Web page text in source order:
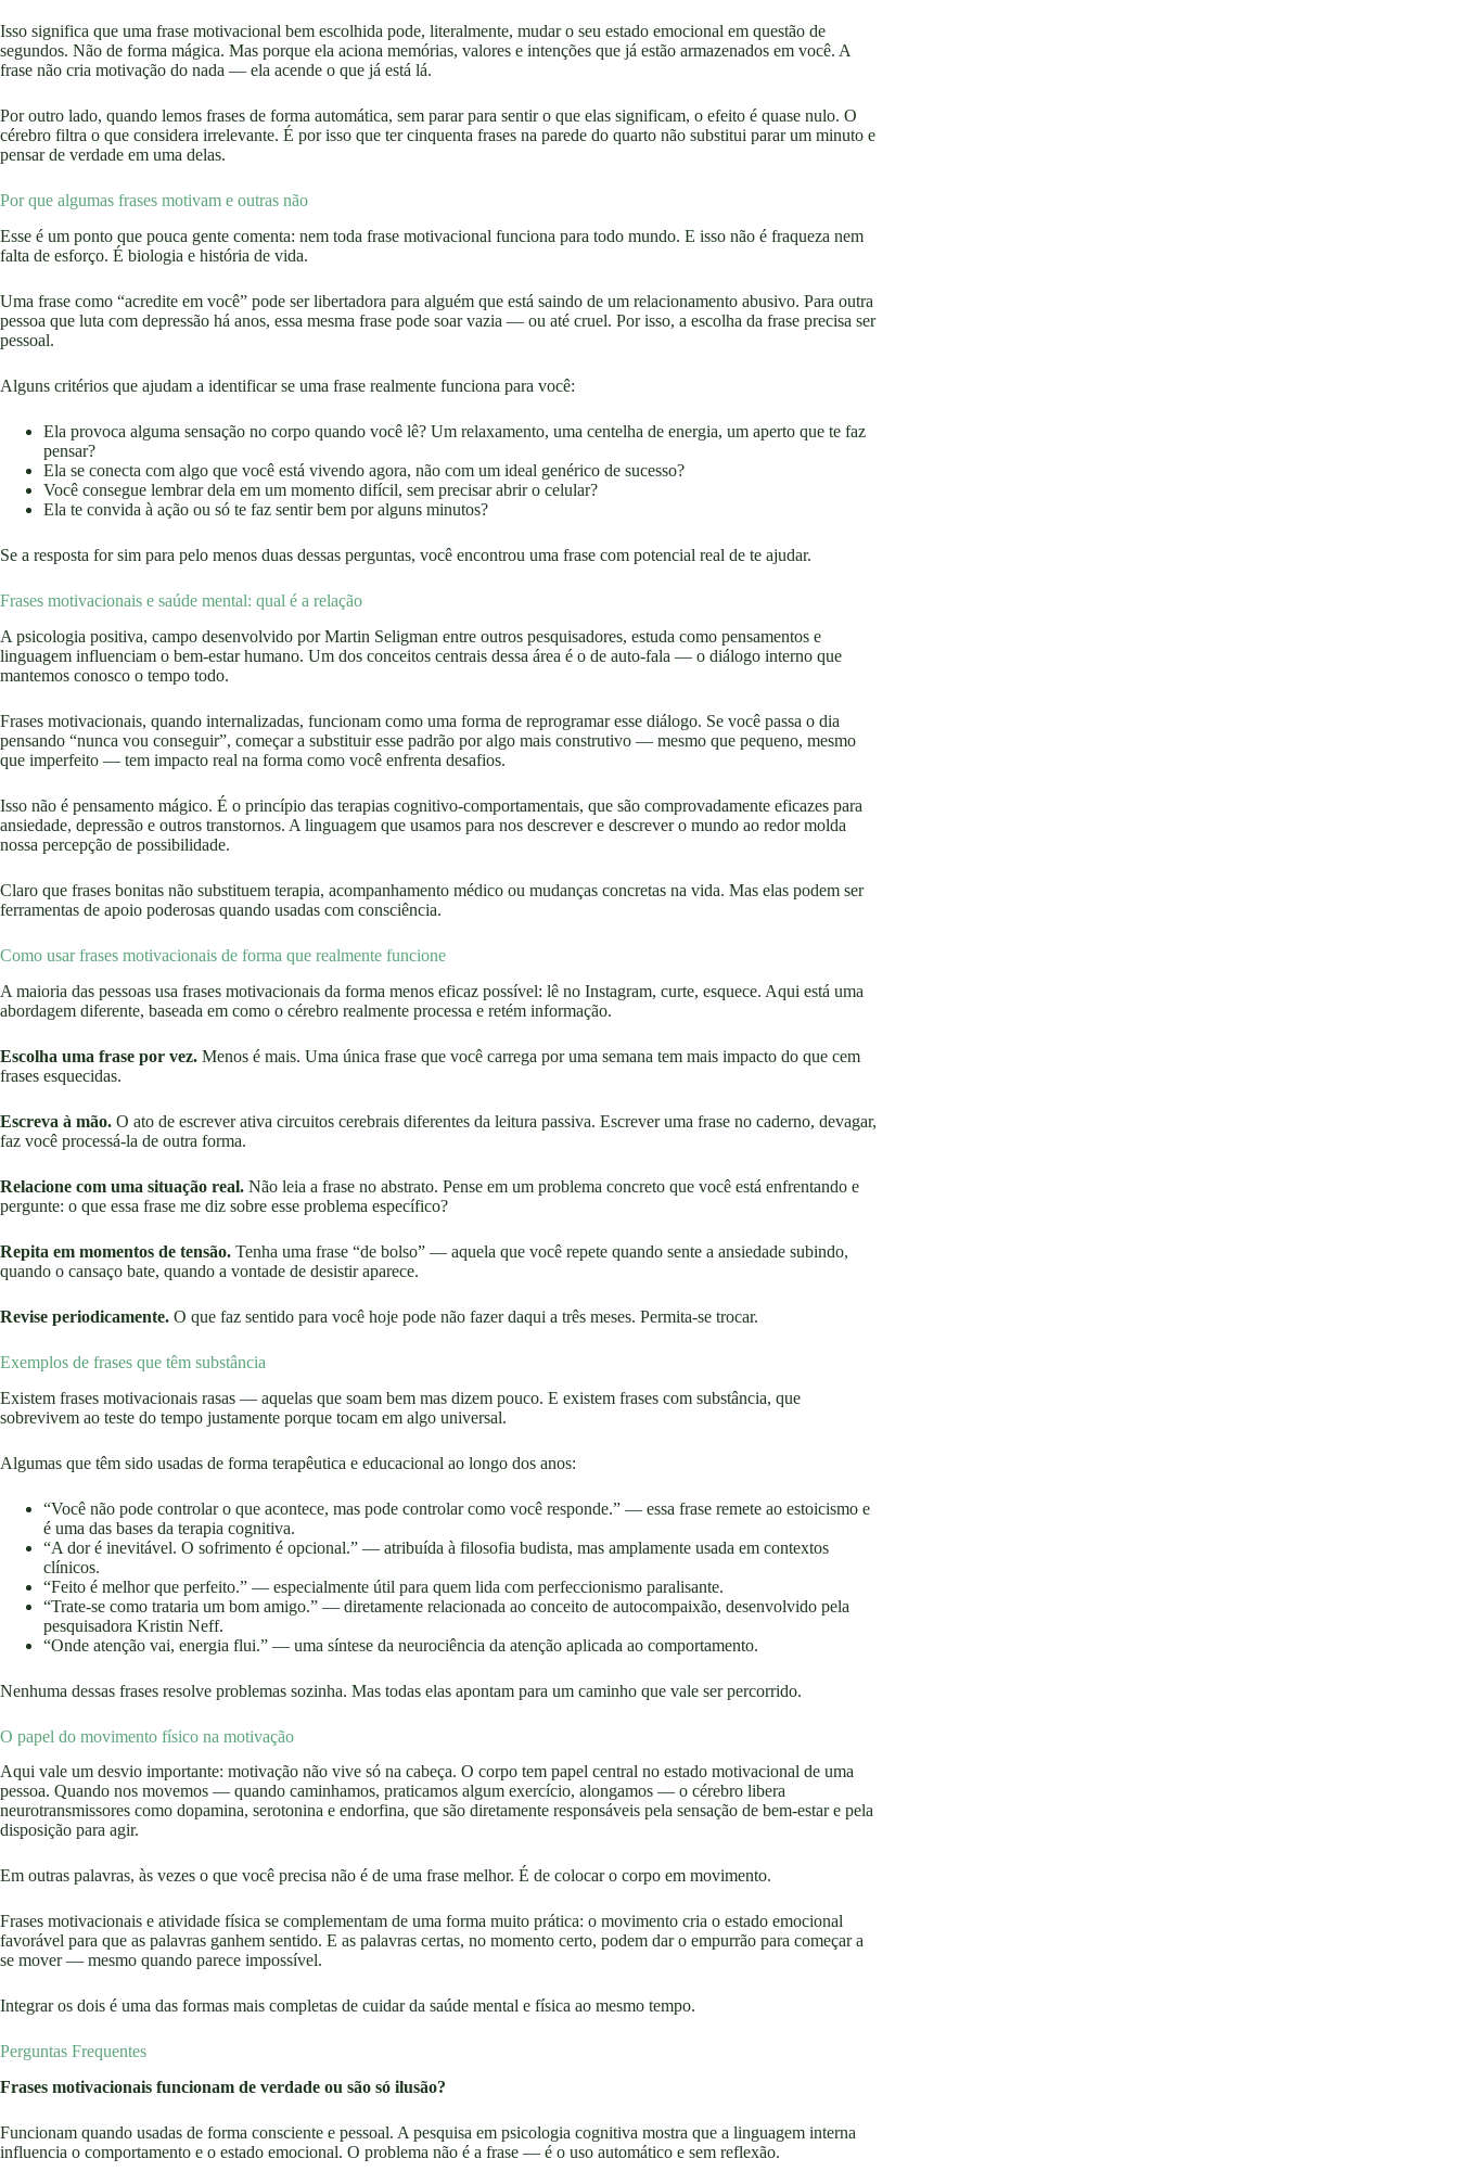
Isso significa que uma frase motivacional bem escolhida pode, literalmente, mudar o seu estado emocional em questão de
segundos. Não de forma mágica. Mas porque ela aciona memórias, valores e intenções que já estão armazenados em você. A
frase não cria motivação do nada — ela acende o que já está lá.
Por outro lado, quando lemos frases de forma automática, sem parar para sentir o que elas significam, o efeito é quase nulo. O
cérebro filtra o que considera irrelevante. É por isso que ter cinquenta frases na parede do quarto não substitui parar um minuto e
pensar de verdade em uma delas.
Por que algumas frases motivam e outras não
Esse é um ponto que pouca gente comenta: nem toda frase motivacional funciona para todo mundo. E isso não é fraqueza nem
falta de esforço. É biologia e história de vida.
Uma frase como “acredite em você” pode ser libertadora para alguém que está saindo de um relacionamento abusivo. Para outra
pessoa que luta com depressão há anos, essa mesma frase pode soar vazia — ou até cruel. Por isso, a escolha da frase precisa ser
pessoal.
Alguns critérios que ajudam a identificar se uma frase realmente funciona para você:
Ela provoca alguma sensação no corpo quando você lê? Um relaxamento, uma centelha de energia, um aperto que te faz
pensar?
Ela se conecta com algo que você está vivendo agora, não com um ideal genérico de sucesso?
Você consegue lembrar dela em um momento difícil, sem precisar abrir o celular?
Ela te convida à ação ou só te faz sentir bem por alguns minutos?
Se a resposta for sim para pelo menos duas dessas perguntas, você encontrou uma frase com potencial real de te ajudar.
Frases motivacionais e saúde mental: qual é a relação
A psicologia positiva, campo desenvolvido por Martin Seligman entre outros pesquisadores, estuda como pensamentos e
linguagem influenciam o bem-estar humano. Um dos conceitos centrais dessa área é o de auto-fala — o diálogo interno que
mantemos conosco o tempo todo.
Frases motivacionais, quando internalizadas, funcionam como uma forma de reprogramar esse diálogo. Se você passa o dia
pensando “nunca vou conseguir”, começar a substituir esse padrão por algo mais construtivo — mesmo que pequeno, mesmo
que imperfeito — tem impacto real na forma como você enfrenta desafios.
Isso não é pensamento mágico. É o princípio das terapias cognitivo-comportamentais, que são comprovadamente eficazes para
ansiedade, depressão e outros transtornos. A linguagem que usamos para nos descrever e descrever o mundo ao redor molda
nossa percepção de possibilidade.
Claro que frases bonitas não substituem terapia, acompanhamento médico ou mudanças concretas na vida. Mas elas podem ser
ferramentas de apoio poderosas quando usadas com consciência.
Como usar frases motivacionais de forma que realmente funcione
A maioria das pessoas usa frases motivacionais da forma menos eficaz possível: lê no Instagram, curte, esquece. Aqui está uma
abordagem diferente, baseada em como o cérebro realmente processa e retém informação.
Escolha uma frase por vez. Menos é mais. Uma única frase que você carrega por uma semana tem mais impacto do que cem
frases esquecidas.
Escreva à mão. O ato de escrever ativa circuitos cerebrais diferentes da leitura passiva. Escrever uma frase no caderno, devagar,
faz você processá-la de outra forma.
Relacione com uma situação real. Não leia a frase no abstrato. Pense em um problema concreto que você está enfrentando e
pergunte: o que essa frase me diz sobre esse problema específico?
Repita em momentos de tensão. Tenha uma frase “de bolso” — aquela que você repete quando sente a ansiedade subindo,
quando o cansaço bate, quando a vontade de desistir aparece.
Revise periodicamente. O que faz sentido para você hoje pode não fazer daqui a três meses. Permita-se trocar.
Exemplos de frases que têm substância
Existem frases motivacionais rasas — aquelas que soam bem mas dizem pouco. E existem frases com substância, que
sobrevivem ao teste do tempo justamente porque tocam em algo universal.
Algumas que têm sido usadas de forma terapêutica e educacional ao longo dos anos:
“Você não pode controlar o que acontece, mas pode controlar como você responde.” — essa frase remete ao estoicismo e
é uma das bases da terapia cognitiva.
“A dor é inevitável. O sofrimento é opcional.” — atribuída à filosofia budista, mas amplamente usada em contextos
clínicos.
“Feito é melhor que perfeito.” — especialmente útil para quem lida com perfeccionismo paralisante.
“Trate-se como trataria um bom amigo.” — diretamente relacionada ao conceito de autocompaixão, desenvolvido pela
pesquisadora Kristin Neff.
“Onde atenção vai, energia flui.” — uma síntese da neurociência da atenção aplicada ao comportamento.
Nenhuma dessas frases resolve problemas sozinha. Mas todas elas apontam para um caminho que vale ser percorrido.
O papel do movimento físico na motivação
Aqui vale um desvio importante: motivação não vive só na cabeça. O corpo tem papel central no estado motivacional de uma
pessoa. Quando nos movemos — quando caminhamos, praticamos algum exercício, alongamos — o cérebro libera
neurotransmissores como dopamina, serotonina e endorfina, que são diretamente responsáveis pela sensação de bem-estar e pela
disposição para agir.
Em outras palavras, às vezes o que você precisa não é de uma frase melhor. É de colocar o corpo em movimento.
Frases motivacionais e atividade física se complementam de uma forma muito prática: o movimento cria o estado emocional
favorável para que as palavras ganhem sentido. E as palavras certas, no momento certo, podem dar o empurrão para começar a
se mover — mesmo quando parece impossível.
Integrar os dois é uma das formas mais completas de cuidar da saúde mental e física ao mesmo tempo.
Perguntas Frequentes
Frases motivacionais funcionam de verdade ou são só ilusão?
Funcionam quando usadas de forma consciente e pessoal. A pesquisa em psicologia cognitiva mostra que a linguagem interna
influencia o comportamento e o estado emocional. O problema não é a frase — é o uso automático e sem reflexão.